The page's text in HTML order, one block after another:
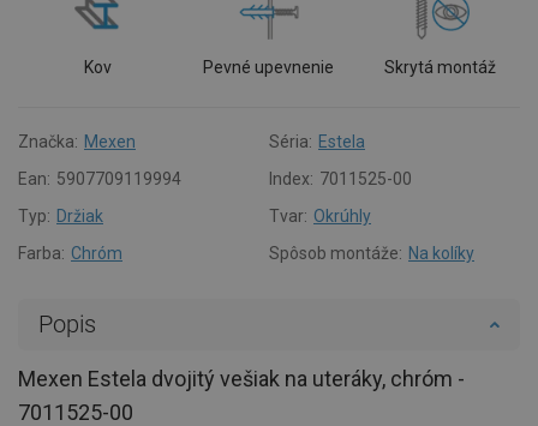
Kov Pevné upevnenie Skrytá montáž
Značka: Mexen Séria: Estela
Ean: 5907709119994 Index: 7011525-00
Typ: Držiak Tvar: Okrúhly
Farba: Chróm Spôsob montáže: Na kolíky
Popis
Mexen Estela dvojitý vešiak na uteráky, chróm -
7011525-00